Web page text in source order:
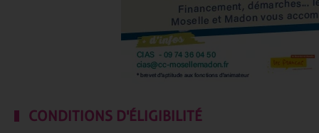
CONDITIONS D'ÉLIGIBILITÉ